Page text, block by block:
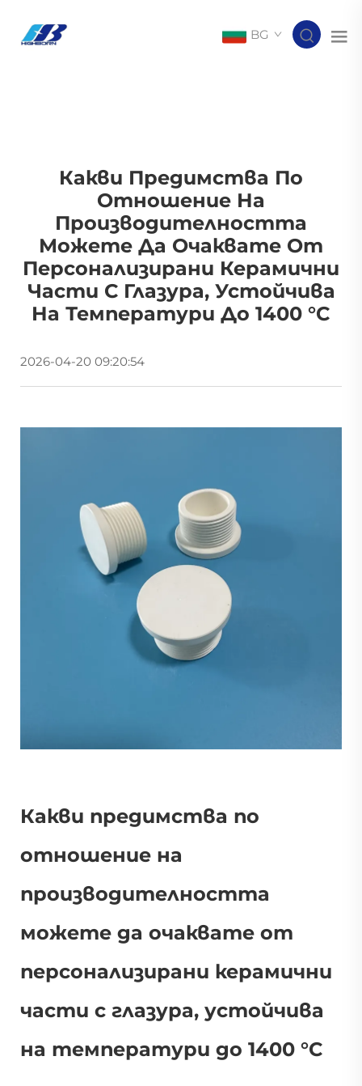
BG
Какви Предимства По
Отношение На
Производителността
Можете Да Очаквате От
Персонализирани Керамични
Части С Глазура, Устойчива
На Температури До 1400 °C
2026-04-20 09:20:54
Какви предимства по
отношение на
производителността
можете да очаквате от
персонализирани керамични
части с глазура, устойчива
на температури до 1400 °C